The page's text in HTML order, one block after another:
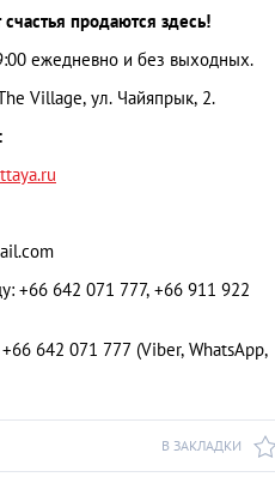
продаются здесь!
ежедневно и без выходных.
Village, ул. Чайяпрык, 2.
+66 642 071 777, +66 911 922
642 071 777 (Viber, WhatsАрp,
В ЗАКЛАДКИ